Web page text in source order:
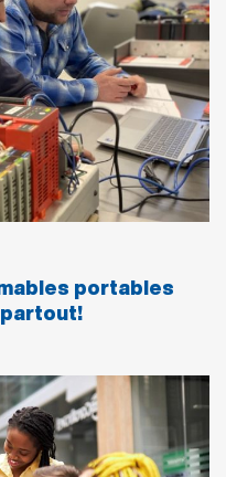
portables